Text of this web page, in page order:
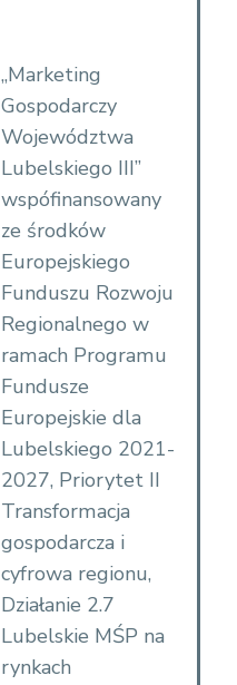
„Marketing
Gospodarczy
Województwa
Lubelskiego III”
wspófinansowany
ze środków
Europejskiego
Funduszu Rozwoju
Regionalnego w
ramach Programu
Fundusze
Europejskie dla
Lubelskiego 2021-
2027, Priorytet II
Transformacja
gospodarcza i
cyfrowa regionu,
Działanie 2.7
Lubelskie MŚP na
rynkach